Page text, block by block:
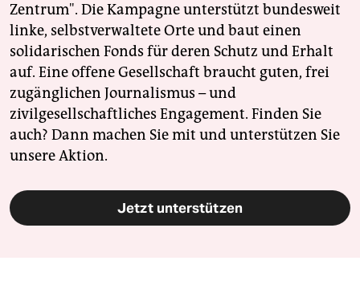
Zentrum". Die Kampagne unterstützt bundesweit
linke, selbstverwaltete Orte und baut einen
solidarischen Fonds für deren Schutz und Erhalt
auf. Eine offene Gesellschaft braucht guten, frei
zugänglichen Journalismus – und
zivilgesellschaftliches Engagement. Finden Sie
auch? Dann machen Sie mit und unterstützen Sie
unsere Aktion.
Jetzt unterstützen